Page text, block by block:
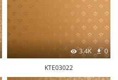
3.4K 0
KTE03022